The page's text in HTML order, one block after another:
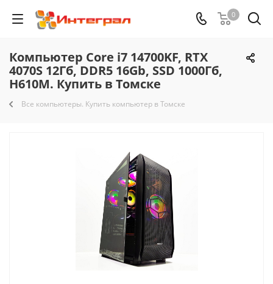
0
Компьютер Core i7 14700KF, RTX
4070S 12Гб, DDR5 16Gb, SSD 1000Гб,
H610M. Купить в Томске
Все компьютеры. Купить компьютер в Томске